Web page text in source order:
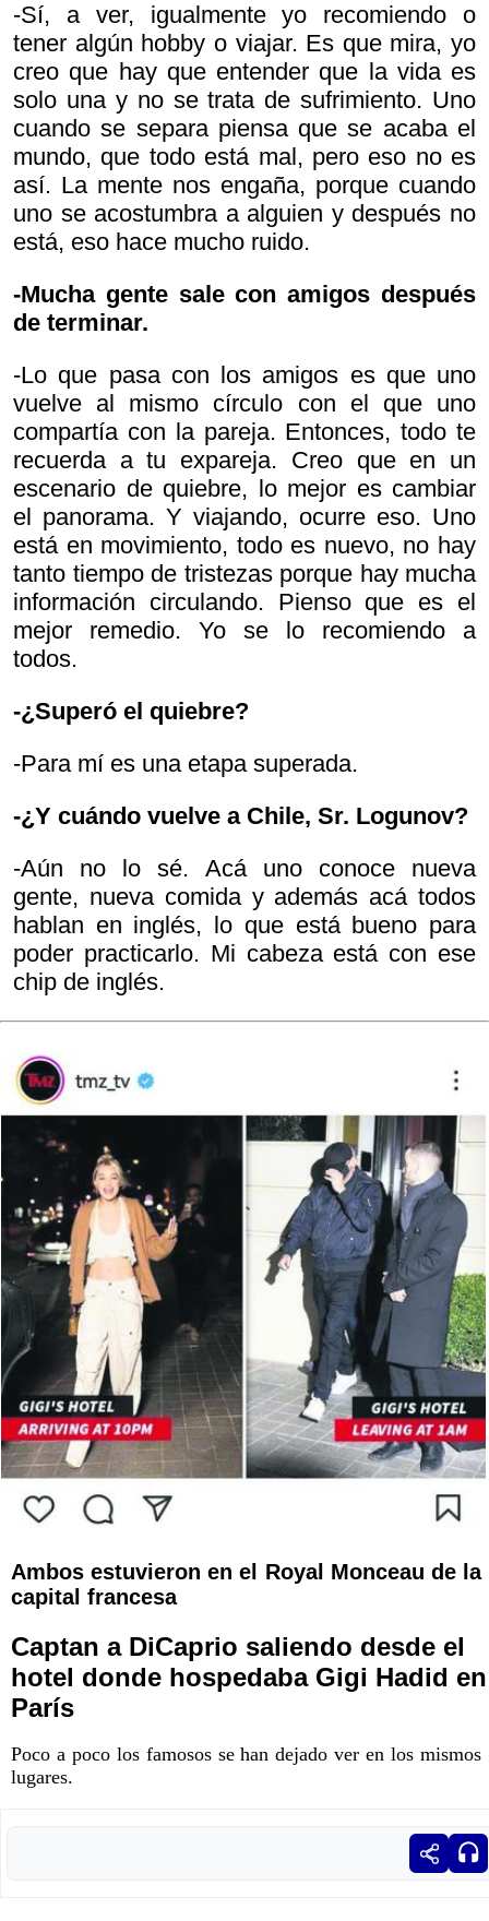
-Sí, a ver, igualmente yo recomiendo o
tener algún hobby o viajar. Es que mira, yo
creo que hay que entender que la vida es
solo una y no se trata de sufrimiento. Uno
cuando se separa piensa que se acaba el
mundo, que todo está mal, pero eso no es
así. La mente nos engaña, porque cuando
uno se acostumbra a alguien y después no
está, eso hace mucho ruido.
-Mucha gente sale con amigos después
de terminar.
-Lo que pasa con los amigos es que uno
vuelve al mismo círculo con el que uno
compartía con la pareja. Entonces, todo te
recuerda a tu expareja. Creo que en un
escenario de quiebre, lo mejor es cambiar
el panorama. Y viajando, ocurre eso. Uno
está en movimiento, todo es nuevo, no hay
tanto tiempo de tristezas porque hay mucha
información circulando. Pienso que es el
mejor remedio. Yo se lo recomiendo a
todos.
-¿Superó el quiebre?
-Para mí es una etapa superada.
-¿Y cuándo vuelve a Chile, Sr. Logunov?
-Aún no lo sé. Acá uno conoce nueva
gente, nueva comida y además acá todos
hablan en inglés, lo que está bueno para
poder practicarlo. Mi cabeza está con ese
chip de inglés.
Ambos estuvieron en el Royal Monceau de la
capital francesa
Captan a DiCaprio saliendo desde el
hotel donde hospedaba Gigi Hadid en
París
Poco a poco los famosos se han dejado ver en los mismos
lugares.